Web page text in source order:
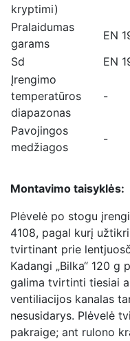
kryptimi)
Pralaidumas
garams
EN
Sd
EN
Įrengimo
temperatūros
diapazonas
-
Pavojingos
medžiagos
-
Montavimo taisyklės:
Plėvelė po stogu
4108, pagal kurį
tvirtinant prie
Kadangi „Bilka“ 120 g
galima tvirtinti tiesiai
ventiliacijos kanalas
nesusidarys. Plėvelė
pakraige; ant rulono